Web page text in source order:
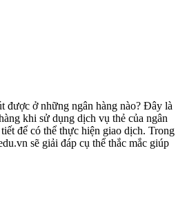
được ở những ngân hàng nào? Đây là
khi sử dụng dịch vụ thẻ của ngân
để có thể thực hiện giao dịch. Trong
sẽ giải đáp cụ thể thắc mắc giúp